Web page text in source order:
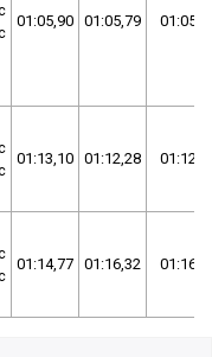
01:05,90 01:05,79
01:13,10 01:12,28
01:14,77 01:16,32